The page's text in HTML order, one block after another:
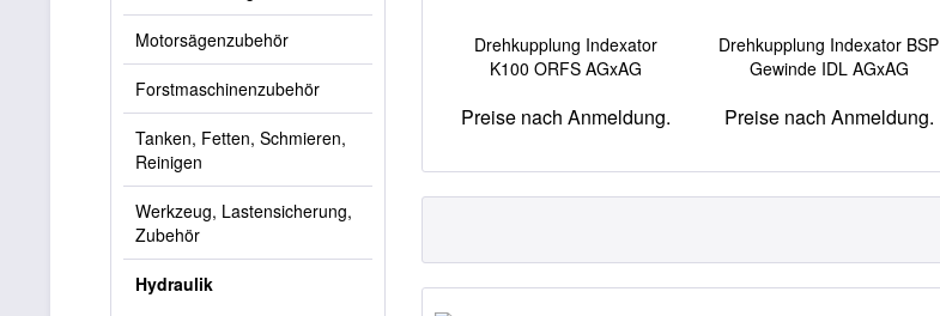
Motorsägenzubehör
Forstmaschinenzubehör
Tanken, Fetten, Schmieren,
Reinigen
Werkzeug, Lastensicherung,
Zubehör
Hydraulik
Drehkupplung Indexator
K100 ORFS AGxAG
Preise nach Anmeldung.
Drehkupplung Indexator BSP
Gewinde IDL AGxAG
Preise nach Anmeldung.